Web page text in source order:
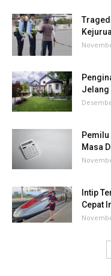
Jelang
Pemilu
Masa
Intip
Cepat